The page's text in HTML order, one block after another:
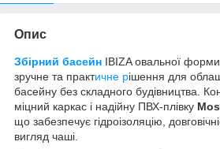
Опис
Збірний басейн IBIZA овальної
зручне та практичне рішення для
басейну без складного будівництва.
міцний каркас і надійну ПВХ-плівку
що забезпечує гідроізоляцію,
вигляд чаші.